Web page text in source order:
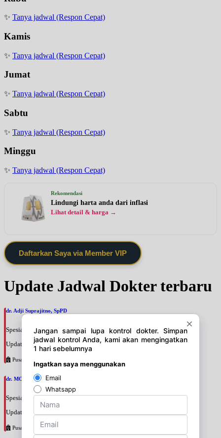
✨ Tanya jadwal (Respon Cepat)
Kamis
✨ Tanya jadwal (Respon Cepat)
Jumat
✨ Tanya jadwal (Respon Cepat)
Sabtu
✨ Tanya jadwal (Respon Cepat)
Minggu
✨ Tanya jadwal (Respon Cepat)
Rekomendasi
Lindungi harta anda dari inflasi
Lihat detail & harga →
Daftarkan Saya via Member VIP
Update Jadwal Dokter terbaru
dr. Adji Suprajitno, SpPD
Spesialis: Penyakit Dalam
Update terakhir: 2026-08-07 20:37:59
Pusat Pertamina
dr. MOCHAMAD PASHA, SpPD
Spesialis: Penyakit Dalam
Update terakhir: 2026-08-07 20:35:45
Pusat Pertamina